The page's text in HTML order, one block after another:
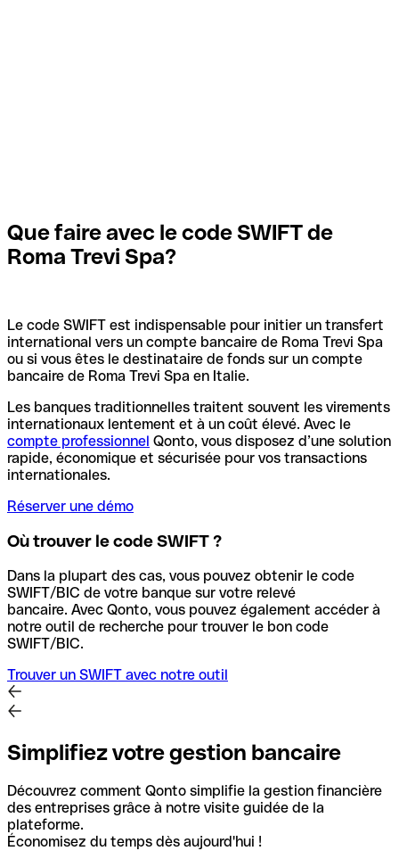
Que faire avec le code SWIFT de
Roma Trevi Spa?
Le code SWIFT est indispensable pour initier un transfert
international vers un compte bancaire de Roma Trevi Spa
ou si vous êtes le destinataire de fonds sur un compte
bancaire de Roma Trevi Spa en Italie.
Les banques traditionnelles traitent souvent les virements
internationaux lentement et à un coût élevé. Avec le
compte professionnel Qonto, vous disposez d’une solution
rapide, économique et sécurisée pour vos transactions
internationales.
Réserver une démo
Où trouver le code SWIFT ?
Dans la plupart des cas, vous pouvez obtenir le code
SWIFT/BIC de votre banque sur votre relevé
bancaire. Avec Qonto, vous pouvez également accéder à
notre outil de recherche pour trouver le bon code
SWIFT/BIC.
Trouver un SWIFT avec notre outil
Simplifiez votre gestion bancaire
Découvrez comment Qonto simplifie la gestion financière
des entreprises grâce à notre visite guidée de la
plateforme.
Économisez du temps dès aujourd'hui !